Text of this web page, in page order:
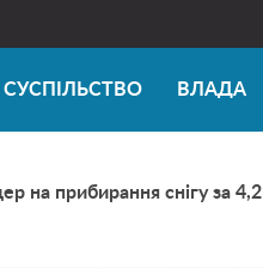
СУСПІЛЬСТВО ВЛАДА
на прибирання снігу за 4,2